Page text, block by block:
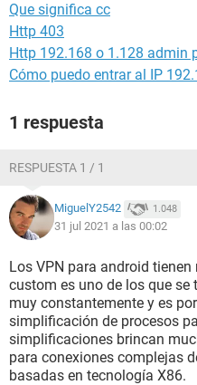
Que significa cc
Http 403
Http 192.168 o 1.128 admin
Cómo puedo entrar al IP
1 respuesta
RESPUESTA 1 / 1
MiguelY2542 1.048
31 jul 2021 a las 00:02
Los VPN para android
custom es uno de los que
muy constantemente y es
simplificación de procesos
simplificaciones brincan
para conexiones complejas
basadas en tecnología X86.